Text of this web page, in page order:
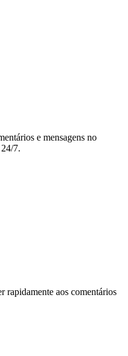
e mensagens no
7.
rapidamente aos comentários